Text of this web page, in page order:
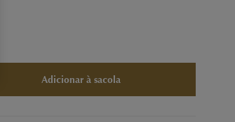
Adicionar à sacola